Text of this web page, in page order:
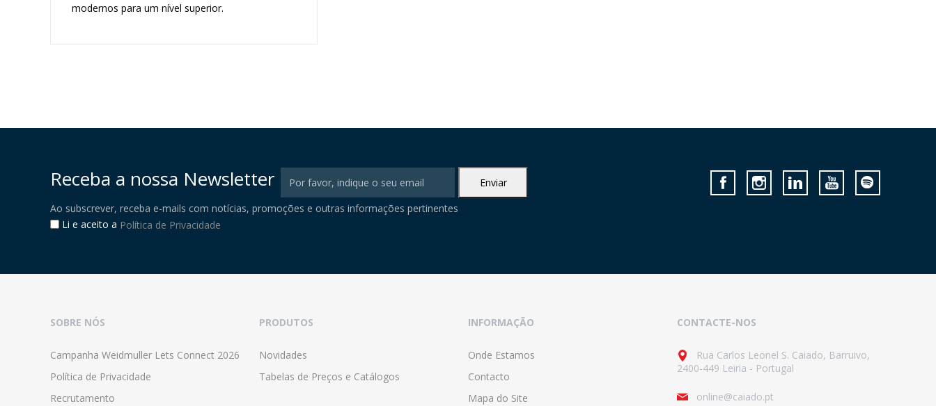
modernos para um nível superior.
Receba a nossa Newsletter
Ao subscrever, receba e-mails com notícias, promoções e outras informações pertinentes
Li e aceito a Política de Privacidade
SOBRE NÓS
Campanha Weidmuller Lets Connect 2026
Política de Privacidade
Recrutamento
PRODUTOS
Novidades
Tabelas de Preços e Catálogos
INFORMAÇÃO
Onde Estamos
Contacto
Mapa do Site
CONTACTE-NOS
Rua Carlos Leonel S. Caiado, Barruivo,
2400-449 Leiria - Portugal
online@caiado.pt